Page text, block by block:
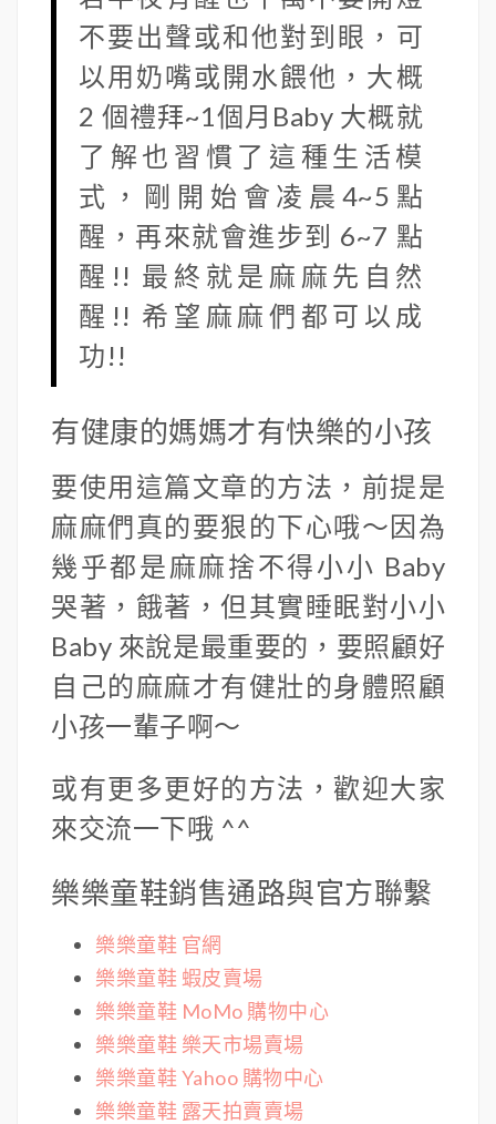
不要出聲或和他對到眼，可
以用奶嘴或開水餵他，大概
2 個禮拜~1個月Baby 大概就
了解也習慣了這種生活模
式，剛開始會凌晨4~5點
醒，再來就會進步到 6~7 點
醒!! 最終就是麻麻先自然
醒!! 希望麻麻們都可以成
功!!
有健康的媽媽才有快樂的小孩
要使用這篇文章的方法，前提是
麻麻們真的要狠的下心哦～因為
幾乎都是麻麻捨不得小小 Baby
哭著，餓著，但其實睡眠對小小
Baby 來說是最重要的，要照顧好
自己的麻麻才有健壯的身體照顧
小孩一輩子啊～
或有更多更好的方法，歡迎大家
來交流一下哦 ^^
樂樂童鞋銷售通路與官方聯繫
樂樂童鞋 官網
樂樂童鞋 蝦皮賣場
樂樂童鞋 MoMo 購物中心
樂樂童鞋 樂天市場賣場
樂樂童鞋 Yahoo 購物中心
樂樂童鞋 露天拍賣賣場